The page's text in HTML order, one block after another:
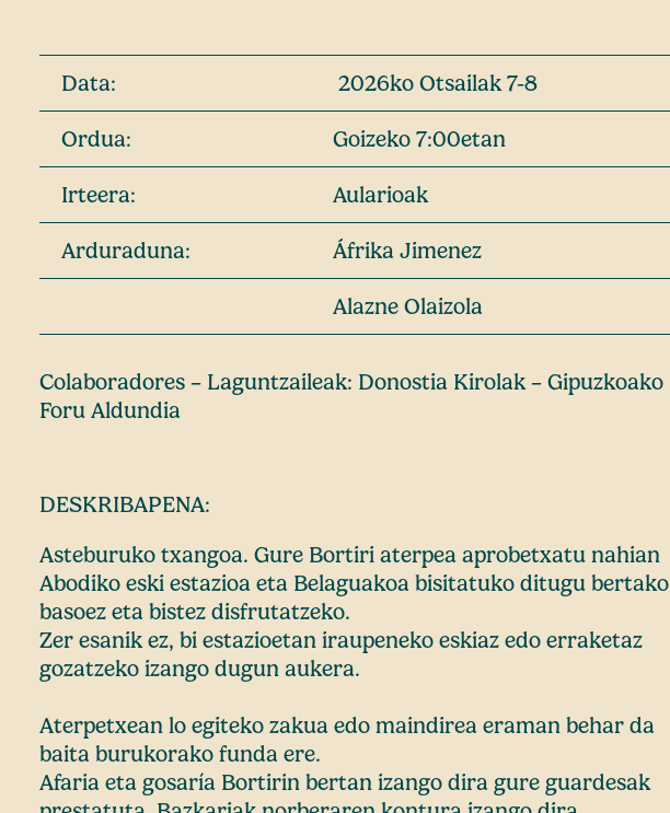
Data: 2026ko Otsailak 7-8
Ordua: Goizeko 7:00etan
Irteera: Aularioak
Arduraduna: Áfrika Jimenez
Alazne Olaizola
Colaboradores – Laguntzaileak: Donostia Kirolak – Gipuzkoako
Foru Aldundia
DESKRIBAPENA:
Asteburuko txangoa. Gure Bortiri aterpea aprobetxatu nahian
Abodiko eski estazioa eta Belaguakoa bisitatuko ditugu bertako
basoez eta bistez disfrutatzeko.
Zer esanik ez, bi estazioetan iraupeneko eskiaz edo erraketaz
gozatzeko izango dugun aukera.
Aterpetxean lo egiteko zakua edo maindirea eraman behar da
baita burukorako funda ere.
Afaria eta gosaría Bortirin bertan izango dira gure guardesak